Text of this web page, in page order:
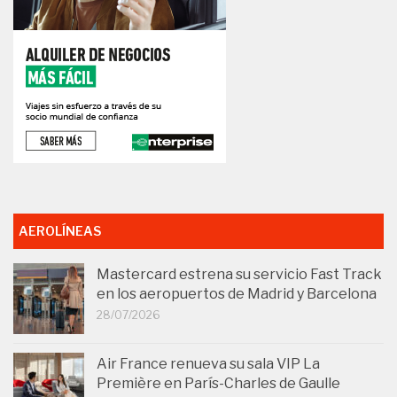
AEROLÍNEAS
Mastercard estrena su servicio Fast Track
en los aeropuertos de Madrid y Barcelona
28/07/2026
Air France renueva su sala VIP La
Première en París-Charles de Gaulle